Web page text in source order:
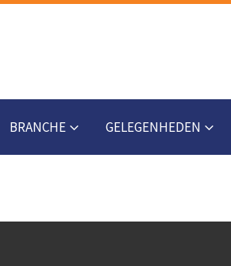
BRANCHE GELEGENHEDEN